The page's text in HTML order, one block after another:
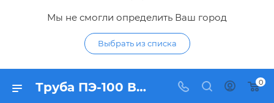
Мы не смогли определить Ваш город
Выбрать из списка
Труба ПЭ-100 ВОДА SDR13,6 Ду 25х2 мм (Р-12,5) Голубая - купить по цене в интернет-магазине Гидропромтехника с доставкой в Курске 0